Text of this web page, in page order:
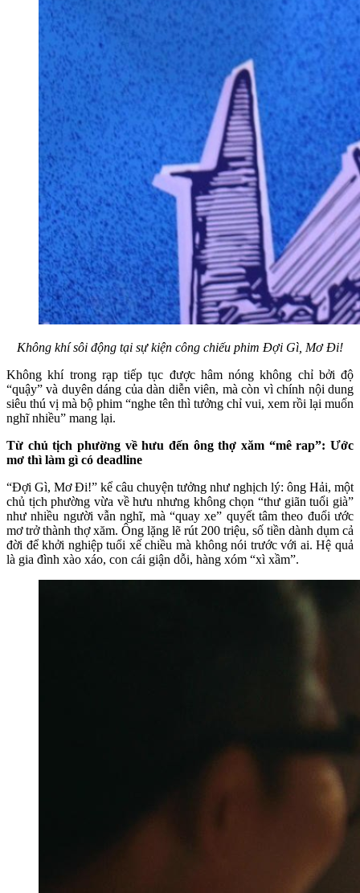
Không khí sôi động tại sự kiện công chiếu phim Đợi Gì, Mơ Đi!
Không khí trong rạp tiếp tục được hâm nóng không chỉ bởi độ
“quậy” và duyên dáng của dàn diễn viên, mà còn vì chính nội dung
siêu thú vị mà bộ phim “nghe tên thì tưởng chỉ vui, xem rồi lại muốn
nghĩ nhiều” mang lại.
Từ chủ tịch phường về hưu đến ông thợ xăm “mê rap”: Ước
mơ thì làm gì có deadline
“Đợi Gì, Mơ Đi!” kể câu chuyện tưởng như nghịch lý: ông Hải, một
chủ tịch phường vừa về hưu nhưng không chọn “thư giãn tuổi già”
như nhiều người vẫn nghĩ, mà “quay xe” quyết tâm theo đuổi ước
mơ trở thành thợ xăm. Ông lặng lẽ rút 200 triệu, số tiền dành dụm cả
đời để khởi nghiệp tuổi xế chiều mà không nói trước với ai. Hệ quả
là gia đình xào xáo, con cái giận dỗi, hàng xóm “xì xầm”.